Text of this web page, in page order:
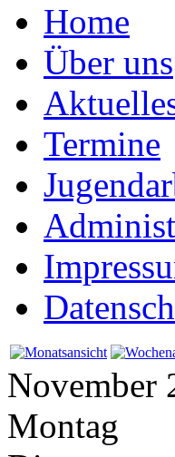
Home
Über uns
Termine
November
Montag